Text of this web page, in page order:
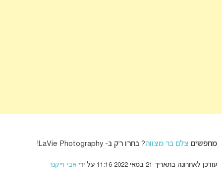
מחפשים צלם בר מצווה? בחרו רק ב- LaVie Photography!
עודכן לאחרונה בתאריך 21 במאי 2022 11:16 על ידי אבי זייקנר